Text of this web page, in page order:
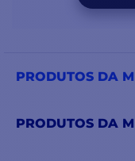
PRODUTOS DA
PRODUTOS DA